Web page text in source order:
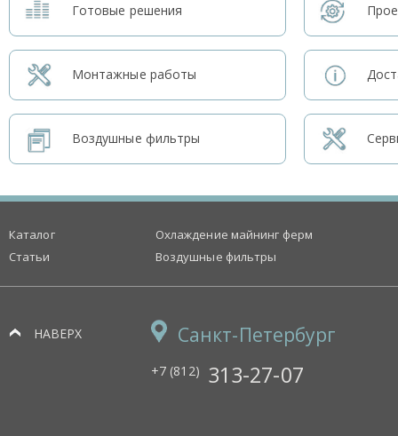
Готовые решения
Монтажные работы
Воздушные фильтры
Каталог
Статьи
Охлаждение майнинг ферм
Воздушные фильтры
НАВЕРХ Санкт-Петербург
+7 (812) 313-27-07